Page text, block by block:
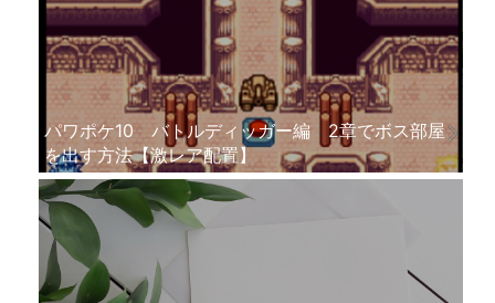
パワポケ10 バトルディッガー編 2章でボス部屋
を出す方法【激レア配置】